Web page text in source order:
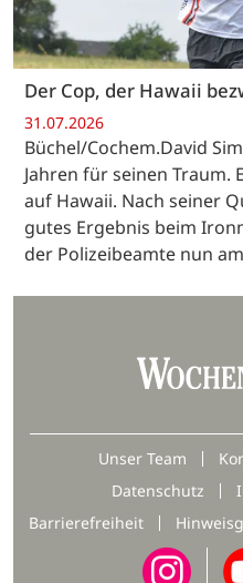
Der Cop, der Hawaii
31.07.2026
Büchel/Cochem.David
Jahren für seinen Traum.
auf Hawaii. Nach seiner
gutes Ergebnis beim
der Polizeibeamte nun
Unser Team
Datenschutz
Barrierefreiheit